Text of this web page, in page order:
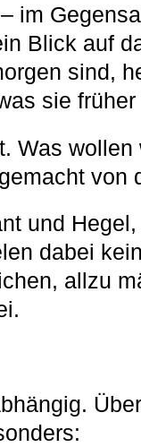
im
Blick auf
sind,
sie früher
Was
von
und
dabei
allzu